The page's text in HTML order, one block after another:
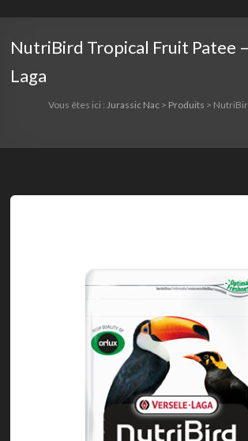
NutriBird Tropical Fruit Patee
Laga
Vous êtes ici : Jurassic Nac> Produits >